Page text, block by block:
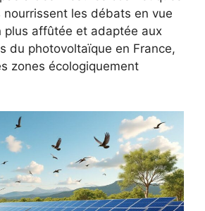
nourrissent les débats en vue
plus affûtée et adaptée aux
du photovoltaïque en France,
zones écologiquement